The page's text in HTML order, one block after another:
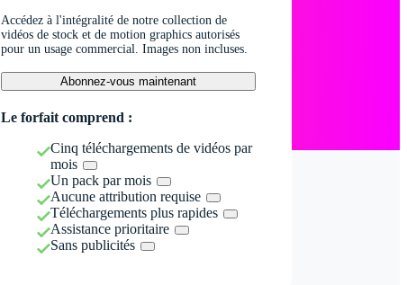
Accédez à l'intégralité de notre collection de
vidéos de stock et de motion graphics autorisés
pour un usage commercial. Images non incluses.
Abonnez-vous maintenant
Le forfait comprend :
Cinq téléchargements de vidéos par
mois
Un pack par mois
Aucune attribution requise
Téléchargements plus rapides
Assistance prioritaire
Sans publicités